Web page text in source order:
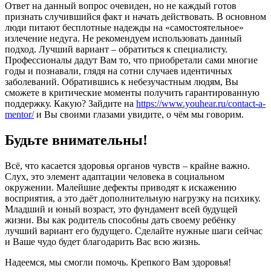
Ответ на данный вопрос очевиден, но не каждый готов
признать случившийся факт и начать действовать. В основном
люди питают бесплотные надежды на «самостоятельное»
излечение недуга. Не рекомендуем использовать данный
подход. Лучший вариант – обратиться к специалисту.
Профессионалы дадут Вам то, что приобретали сами многие
годы и познавали, глядя на сотни случаев идентичных
заболеваний. Обратившись к небезучастным людям, Вы
сможете в критические моменты получить гарантированную
поддержку. Какую? Зайдите на https://www.youhear.ru/contact-a-
mentor/и Вы своими глазами увидите, о чём мы говорим.
Будьте внимательны!
Всё, что касается здоровья органов чувств – крайне важно.
Слух, это элемент адаптации человека в социальном
окружении. Малейшие дефекты приводят к искажению
восприятия, а это даёт дополнительную нагрузку на психику.
Младший и юный возраст, это фундамент всей будущей
жизни. Вы как родитель способны дать своему ребёнку
лучший вариант его будущего. Сделайте нужные шаги сейчас
и Ваше чудо будет благодарить Вас всю жизнь.
Надеемся, мы смогли помочь. Крепкого Вам здоровья!